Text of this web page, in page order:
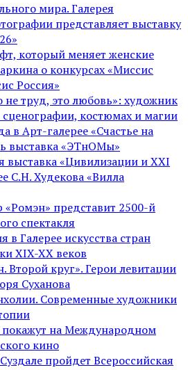
мира. Галерея
представляет выставку
который меняет женские
о конкурсах «Миссис
Россия»
не труд, это любовь»: художник
костюмах и магии
в Арт-галерее «Счастье на
выставка «ЭТнОМы»
выставка «Цивилизации и ХХI
С.Н. Худекова «Вилла
«Ромэн» представит 2500-й
спектакля
в Галерее искусства стран
XIX-XX веков
Второй круг». Герои левитации
Суханова
Современные художники
на Международном
кино
пройдет Всероссийская